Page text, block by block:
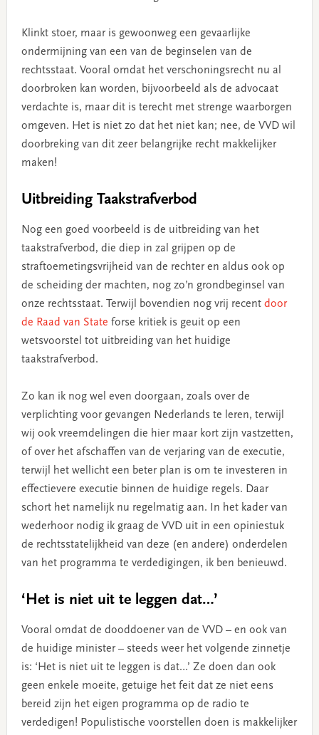
Klinkt stoer, maar is gewoonweg een gevaarlijke
ondermijning van een van de beginselen van de
rechtsstaat. Vooral omdat het verschoningsrecht nu al
doorbroken kan worden, bijvoorbeeld als de advocaat
verdachte is, maar dit is terecht met strenge waarborgen
omgeven. Het is niet zo dat het niet kan; nee, de VVD wil
doorbreking van dit zeer belangrijke recht makkelijker
maken!
Uitbreiding Taakstrafverbod
Nog een goed voorbeeld is de uitbreiding van het
taakstrafverbod, die diep in zal grijpen op de
straftoemetingsvrijheid van de rechter en aldus ook op
de scheiding der machten, nog zo’n grondbeginsel van
onze rechtsstaat. Terwijl bovendien nog vrij recent door
de Raad van State forse kritiek is geuit op een
wetsvoorstel tot uitbreiding van het huidige
taakstrafverbod.
Zo kan ik nog wel even doorgaan, zoals over de
verplichting voor gevangen Nederlands te leren, terwijl
wij ook vreemdelingen die hier maar kort zijn vastzetten,
of over het afschaffen van de verjaring van de executie,
terwijl het wellicht een beter plan is om te investeren in
effectievere executie binnen de huidige regels. Daar
schort het namelijk nu regelmatig aan. In het kader van
wederhoor nodig ik graag de VVD uit in een opiniestuk
de rechtsstatelijkheid van deze (en andere) onderdelen
van het programma te verdedigingen, ik ben benieuwd.
‘Het is niet uit te leggen dat…’
Vooral omdat de dooddoener van de VVD – en ook van
de huidige minister – steeds weer het volgende zinnetje
is: ‘Het is niet uit te leggen is dat…’ Ze doen dan ook
geen enkele moeite, getuige het feit dat ze niet eens
bereid zijn het eigen programma op de radio te
verdedigen! Populistische voorstellen doen is makkelijker